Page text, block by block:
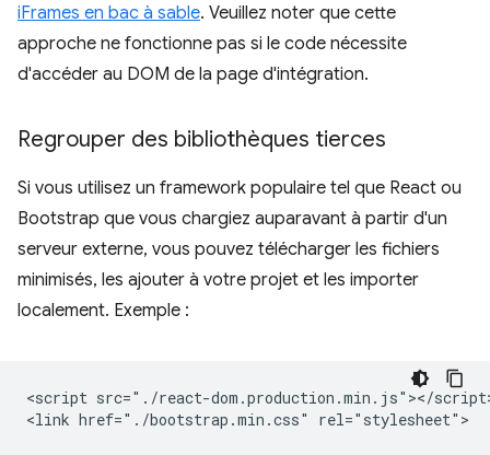
iFrames en bac à sable. Veuillez noter que cette
approche ne fonctionne pas si le code nécessite
d'accéder au DOM de la page d'intégration.
Regrouper des bibliothèques tierces
Si vous utilisez un framework populaire tel que React ou
Bootstrap que vous chargiez auparavant à partir d'un
serveur externe, vous pouvez télécharger les fichiers
minimisés, les ajouter à votre projet et les importer
localement. Exemple :
<script src="./react-dom.production.min.js"></